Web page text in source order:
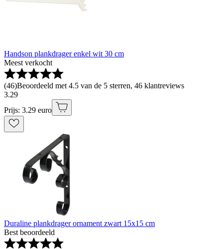
Handson plankdrager enkel wit 30 cm
Meest verkocht
(46)Beoordeeld met 4.5 van de 5 sterren, 46 klantreviews
3.29
Prijs: 3.29 euro
Duraline plankdrager ornament zwart 15x15 cm
Best beoordeeld